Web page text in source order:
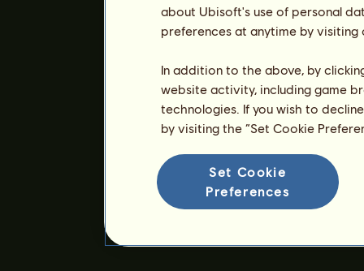
about Ubisoft's use of personal
preferences at anytime by
In addition to the above, by
website activity, including game
technologies. If you wish to
by visiting the “Set Cookie
Set Cookie
Preferences